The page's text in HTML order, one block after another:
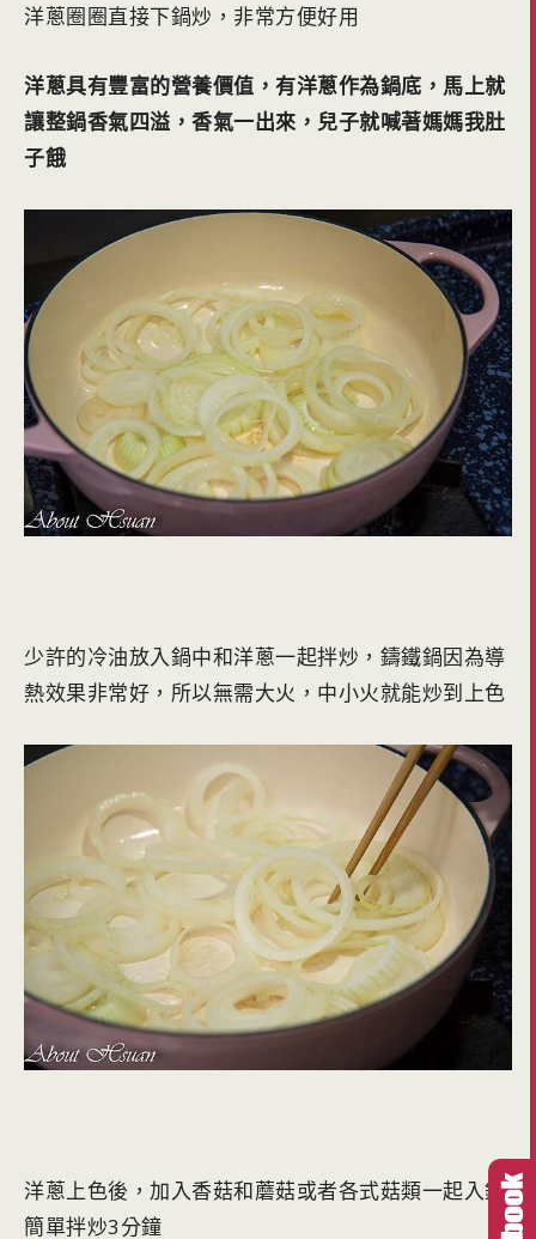
洋蔥圈圈直接下鍋炒，非常方便好用
洋蔥具有豐富的營養價值，有洋蔥作為鍋底，馬上就
讓整鍋香氣四溢，香氣一出來，兒子就喊著媽媽我肚
子餓
少許的冷油放入鍋中和洋蔥一起拌炒，鑄鐵鍋因為導
熱效果非常好，所以無需大火，中小火就能炒到上色
洋蔥上色後，加入香菇和蘑菇或者各式菇類一起入鍋
簡單拌炒3分鐘